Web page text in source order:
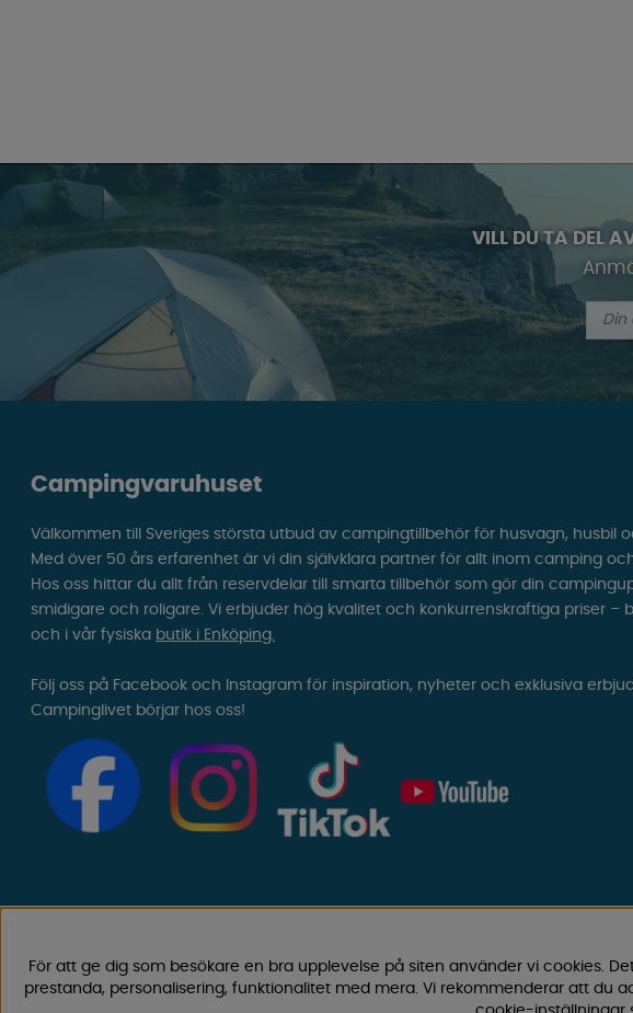
VILL DU TA DEL
Campingvaruhuset
Välkommen till Sveriges största utbud av campingtillbehör för husvagn, husbil
Med över 50 års erfarenhet är vi din självklara partner för allt inom camping
Hos oss hittar du allt från reservdelar till smarta tillbehör som gör din
smidigare och roligare. Vi erbjuder hög kvalitet och konkurrenskraftiga priser –
och i vår fysiska butik i Enköping.
Följ oss på Facebook och Instagram för inspiration, nyheter och exklusiva
Campinglivet börjar hos oss!
För att ge dig som besökare en bra upplevelse på siten använder vi cookies.
prestanda, personalisering, funktionalitet med mera. Vi rekommenderar att du